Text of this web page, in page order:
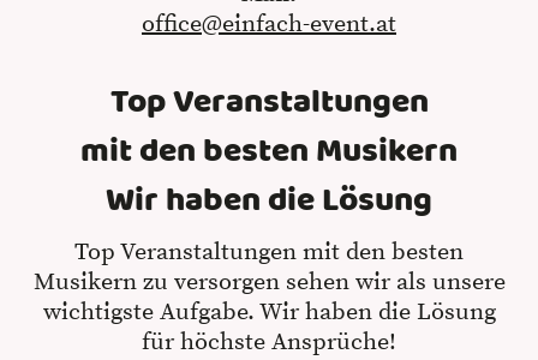
office@einfach-event.at
Top Veranstaltungen
mit den besten Musikern
Wir haben die Lösung
Top Veranstaltungen mit den besten
Musikern zu versorgen sehen wir als unsere
wichtigste Aufgabe. Wir haben die Lösung
für höchste Ansprüche!